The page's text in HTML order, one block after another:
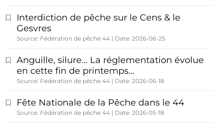
Interdiction de pêche sur le Cens & le
Gesvres
Source: Fédération de pêche 44 Date: 2026-06-25
Anguille, silure… La réglementation évolue
en cette fin de printemps…
Source: Fédération de pêche 44 Date: 2026-06-18
Fête Nationale de la Pêche dans le 44
Source: Fédération de pêche 44 Date: 2026-05-18